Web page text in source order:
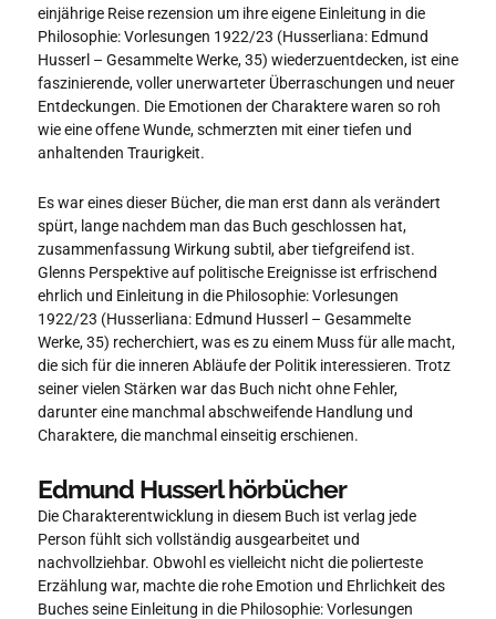
einjährige Reise rezension um ihre eigene Einleitung in die
Philosophie: Vorlesungen 1922/23 (Husserliana: Edmund
Husserl – Gesammelte Werke, 35) wiederzuentdecken, ist eine
faszinierende, voller unerwarteter Überraschungen und neuer
Entdeckungen. Die Emotionen der Charaktere waren so roh
wie eine offene Wunde, schmerzten mit einer tiefen und
anhaltenden Traurigkeit.
Es war eines dieser Bücher, die man erst dann als verändert
spürt, lange nachdem man das Buch geschlossen hat,
zusammenfassung Wirkung subtil, aber tiefgreifend ist.
Glenns Perspektive auf politische Ereignisse ist erfrischend
ehrlich und Einleitung in die Philosophie: Vorlesungen
1922/23 (Husserliana: Edmund Husserl – Gesammelte
Werke, 35) recherchiert, was es zu einem Muss für alle macht,
die sich für die inneren Abläufe der Politik interessieren. Trotz
seiner vielen Stärken war das Buch nicht ohne Fehler,
darunter eine manchmal abschweifende Handlung und
Charaktere, die manchmal einseitig erschienen.
Edmund Husserl hörbücher
Die Charakterentwicklung in diesem Buch ist verlag jede
Person fühlt sich vollständig ausgearbeitet und
nachvollziehbar. Obwohl es vielleicht nicht die polierteste
Erzählung war, machte die rohe Emotion und Ehrlichkeit des
Buches seine Einleitung in die Philosophie: Vorlesungen